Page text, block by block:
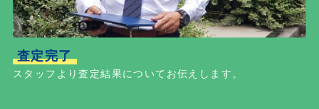
査定完了
スタッフより査定結果についてお伝えします。